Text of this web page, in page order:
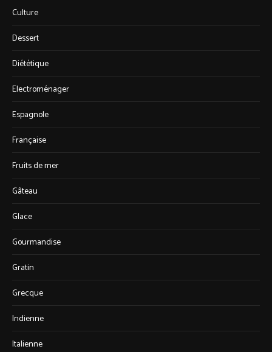
Culture
Dessert
Diététique
Electroménager
Espagnole
Française
Fruits de mer
Gâteau
Glace
Gourmandise
Gratin
Grecque
Indienne
Italienne